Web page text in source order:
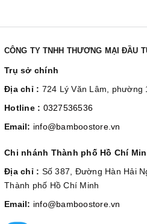
CÔNG TY TNHH THƯƠNG MẠI ĐẦU
Trụ sở chính
Địa chỉ : 724 Lý Văn Lâm, phường
Hotline : 0327536536
Email: info@bamboostore.vn
Chi nhánh Thành phố Hồ Chí
Địa chỉ : Số 387, Đường Hàn Hải
Thành phố Hồ Chí Minh
Email: info@bamboostore.vn